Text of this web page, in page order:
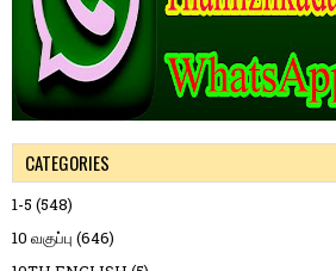
CATEGORIES
1-5 (548)
10 வகுப்பு (646)